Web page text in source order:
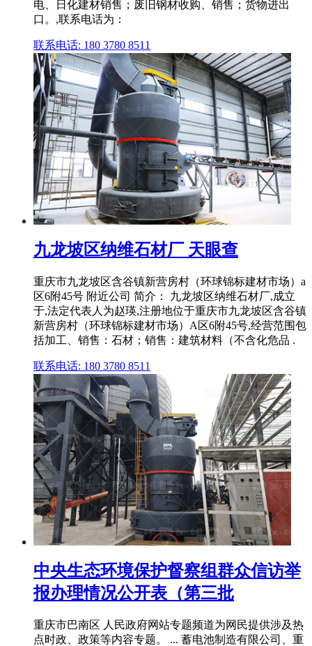
电、日化建材销售；废旧钢材收购、销售；货物进出
口。,联系电话为：
联系电话: 180 3780 8511
九龙坡区纳维石材厂 天眼查
重庆市九龙坡区含谷镇新营房村（环球锦标建材市场）a
区6附45号 附近公司 简介： 九龙坡区纳维石材厂,成立
于,法定代表人为赵瑛,注册地位于重庆市九龙坡区含谷镇
新营房村（环球锦标建材市场）A区6附45号,经营范围包
括加工、销售：石材；销售：建筑材料（不含化危品 .
联系电话: 180 3780 8511
中央生态环境保护督察组群众信访举
报办理情况公开表（第三批
重庆市巴南区 人民政府网站专题频道为网民提供涉及热
点时政、政策等内容专题。 ... 蓄电池制造有限公司、重